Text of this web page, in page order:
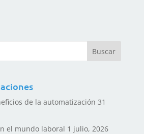
de la automatización 31
el mundo laboral 1 julio, 2026